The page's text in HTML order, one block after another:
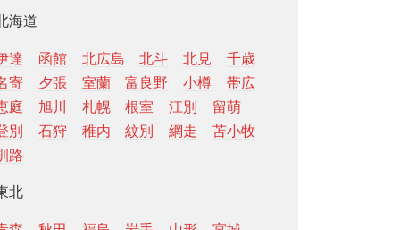
海道
達 函館 北広島 北斗 北見
千歳
寄
夕張 室蘭 富良野 小樽
帯広
庭
旭川 札幌 根室 江別
留萌
別
石狩 稚内 紋別 網走
苫小牧
路
北